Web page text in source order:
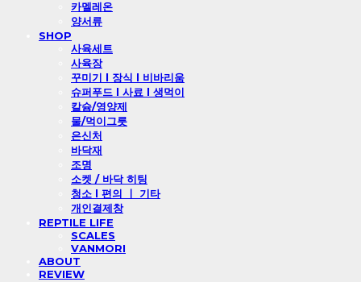
카멜레온
양서류
SHOP
사육세트
사육장
꾸미기 l 장식 l 비바리움
슈퍼푸드 l 사료 l 생먹이
칼슘/영양제
물/먹이그릇
은신처
바닥재
조명
소켓 / 바닥 히팅
청소 l 편의 ㅣ 기타
개인결제창
REPTILE LIFE
SCALES
VANMORI
ABOUT
REVIEW